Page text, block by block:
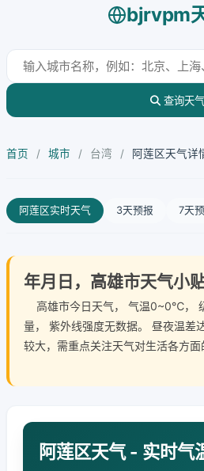
bjrvpm
查询天气
首页 / 城市 / 台湾 / 阿莲区天气详
阿莲区实时天气 3天预报 7天
年月日，高雄市天气小贴
高雄市今日天气， 气温0~0℃，
量， 紫外线强度无数据。 昼夜温
较大，需重点关注天气对生活各方面
阿莲区天气 - 实时气